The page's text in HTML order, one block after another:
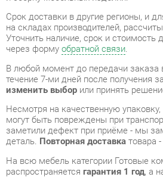
В любой момент до передачи заказа в
течение 7-ми дней после получения
изменить выборили принять решение
Несмотря на качественную упаковку,
заметили дефект при приёме - мы
деталь.Повторная доставкатовара -
распространяетсягарантия 1 год, а на
года с момента приобретения.
Кухонный гарнитур 1500 Любимый
Любимый дом, соответствующее
государственному стандарту.